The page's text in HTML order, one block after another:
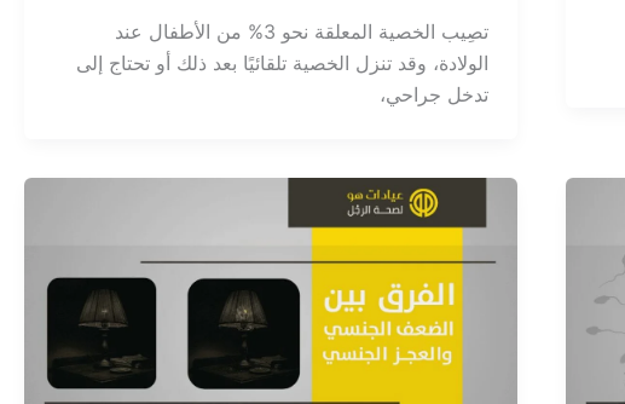
تصِيب الخصية المعلقة نحو 3% من الأطفال عند
الولادة، وقد تنزل الخصية تلقائيًا بعد ذلك أو تحتاج إلى
تدخل جراحي،